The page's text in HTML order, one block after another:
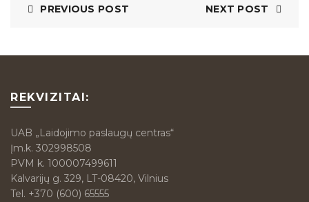
PREVIOUS POST NEXT POST
REKVIZITAI:
UAB „Laidojimo paslaugų centras“
Įm.k. 302998508
PVM k. 100007499611
Kalvarijų g. 329, LT-08420, Vilnius
Tel. +370 (600) 65555